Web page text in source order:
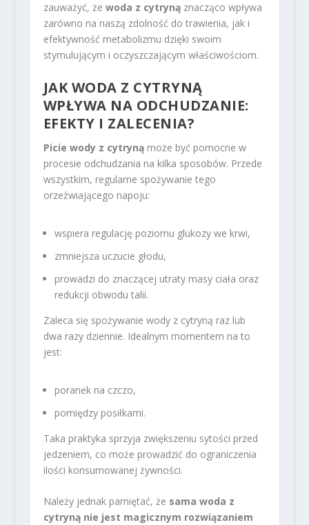
zauważyć, że woda z cytrynąznacząco wpływa
zarówno na naszą zdolność do trawienia, jak i
efektywność metabolizmu dzięki swoim
stymulującym i oczyszczającym właściwościom.
JAK WODA Z CYTRYNĄ
WPŁYWA NA ODCHUDZANIE:
EFEKTY I ZALECENIA?
Picie wody z cytrynąmoże być pomocne w
procesie odchudzania na kilka sposobów. Przede
wszystkim, regularne spożywanie tego
orzeźwiającego napoju:
wspiera regulację poziomu glukozy we krwi,
zmniejsza uczucie głodu,
prowadzi do znaczącej utraty masy ciała oraz
redukcji obwodu talii.
Zaleca się spożywanie wody z cytryną raz lub
dwa razy dziennie. Idealnym momentem na to
jest:
poranek na czczo,
pomiędzy posiłkami.
Taka praktyka sprzyja zwiększeniu sytości przed
jedzeniem, co może prowadzić do ograniczenia
ilości konsumowanej żywności.
Należy jednak pamiętać, że sama woda z
cytryną nie jest magicznym rozwiązaniem